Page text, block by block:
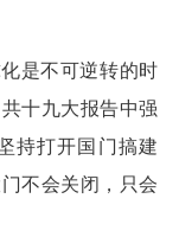
是不可逆转的时
十九大报告中强
持打开国门搞建
不会关闭，只会